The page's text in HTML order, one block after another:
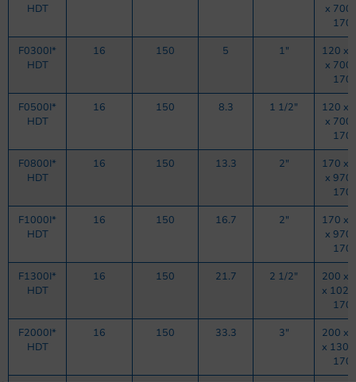
HDT
x 700
170
F0300I*
HDT
16 150 5 1″
120 x
x 700
170
F0500I*
HDT
16 150 8.3 1 1/2″
120 x
x 700
170
F0800I*
HDT
16 150 13.3 2″
170 x
x 970
170
F1000I*
HDT
16 150 16.7 2″
170 x
x 970
170
F1300I*
HDT
16 150 21.7 2 1/2″
200 x
x
170
F2000I*
HDT
16 150 33.3 3″
200 x
x
170